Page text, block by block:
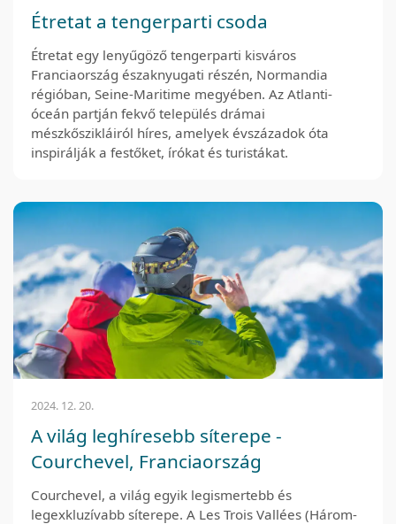
Étretat a tengerparti csoda
Étretat egy lenyűgöző tengerparti kisváros
Franciaország északnyugati részén, Normandia
régióban, Seine-Maritime megyében. Az Atlanti-
óceán partján fekvő település drámai
mészkőszikláiról híres, amelyek évszázadok óta
inspirálják a festőket, írókat és turistákat.
2024. 12. 20.
A világ leghíresebb síterepe -
Courchevel, Franciaország
Courchevel, a világ egyik legismertebb és
legexkluzívabb síterepe. A Les Trois Vallées (Három-